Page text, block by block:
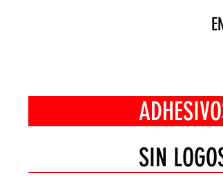
ADHESIVOS
SIN